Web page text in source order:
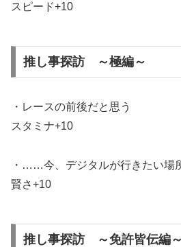
スピード+10
推し事探訪 ～極編～
・レースの前後だと思う
スタミナ+10
・……今、デジタルが行きたい場
賢さ+10
推し事探訪 ～免許皆伝編～